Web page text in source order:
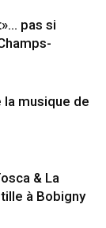
pas si
musique de
& La
à Bobigny